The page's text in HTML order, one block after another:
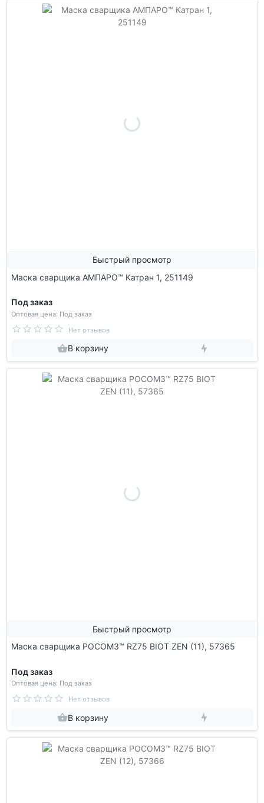
Быстрый просмотр
Маска сварщика АМПАРО™ Катран 1, 251149
Под заказ
Оптовая цена: Под заказ
Нет отзывов
В корзину
Быстрый просмотр
Маска сварщика РОСОМЗ™ RZ75 BIOT ZEN (11), 57365
Под заказ
Оптовая цена: Под заказ
Нет отзывов
В корзину